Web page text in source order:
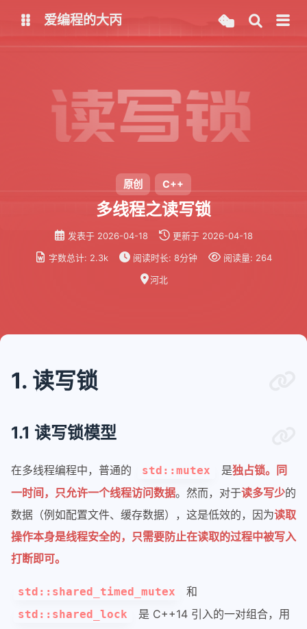
大丙课堂 微信公众号
QQ交流群 微信
码云
俞静公遇灶神记
心经
爱编程的大丙
原创 C++
多线程之读写锁
发表于 2026-04-18 更新于 2026-04-18
字数总计: 2.3k 阅读时长: 8分钟 阅读量: 264
河北
1. 读写锁
1.1 读写锁模型
在多线程编程中，普通的 std::mutex 是独占锁。同
一时间，只允许一个线程访问数据。然而，对于读多写少的
数据（例如配置文件、缓存数据），这是低效的，因为读取
操作本身是线程安全的，只需要防止在读取的过程中被写入
打断即可。
std::shared_timed_mutex 和
std::shared_lock
是 C++14 引入的一对组合，用